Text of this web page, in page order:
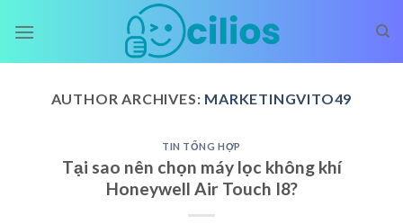
AUTHOR ARCHIVES: MARKETINGVITO49
TIN TỔNG HỢP
Tại sao nên chọn máy lọc không khí
Honeywell Air Touch I8?